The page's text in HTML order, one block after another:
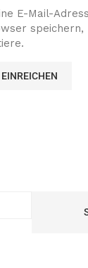
E-Mail-
speichern,